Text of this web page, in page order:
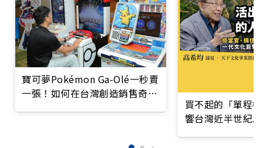
寶可夢Pokémon Ga-Olé一秒賣
一張！如何在台灣創造銷售奇
買不起的「單程
響台灣近半世紀